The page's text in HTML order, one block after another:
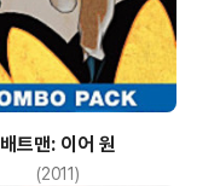
배트맨: 이어 원
(2011)